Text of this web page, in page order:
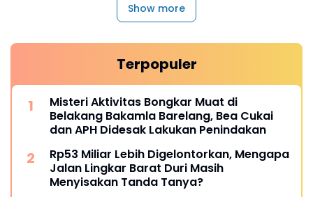
Show more
Terpopuler
Misteri Aktivitas Bongkar Muat di
Belakang Bakamla Barelang, Bea Cukai
dan APH Didesak Lakukan Penindakan
Rp53 Miliar Lebih Digelontorkan, Mengapa
Jalan Lingkar Barat Duri Masih
Menyisakan Tanda Tanya?